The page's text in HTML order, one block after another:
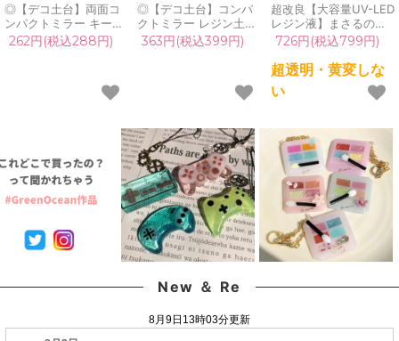
◎【デコ土台】両面コ
ンパクトミラー キーホ
ルダー金具 シルバー ミ
ラー土台 レジン用土台
推し活 パーツ 材料 UV
262円(税込288円)
◎【デコ土台】コンパ
クトミラー レジン土台
両面ミラー 手鏡 シルバ
ー セッティング台 ラウ
UVレジン 工作 手芸 ク
363円(税込399円)
超改良【大容量UV-LED
レジン液】まさるの涙
ver.03 超透明 70g 初心
者 作家 コーティング
ハード 黄変しない 高品
質 クリア 猫 UVレジン
液 安い おすすめ
726円(税込799円)
超透明・黄変しな
い
New ＆ Re